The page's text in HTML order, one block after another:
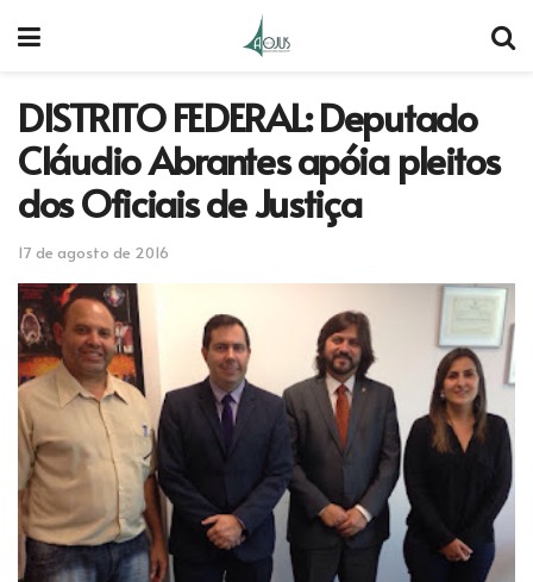
DISTRITO FEDERAL: Deputado
Cláudio Abrantes apóia pleitos
dos Oficiais de Justiça
17 de agosto de 2016